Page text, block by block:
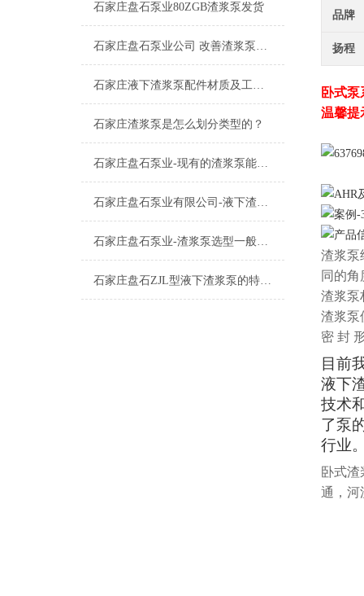
石家庄盘石泵业80ZGB渣浆泵发货
石家庄盘石泵业公司 改善渣浆泵磨损的有效措施
石家庄液下渣浆泵配件材质及工作状况
石家庄渣浆泵是怎么划分类型的？
石家庄盘石泵业-现有的渣浆泵能做密封形式的变更吗
石家庄盘石泵业有限公司-液下渣浆泵的种类及应用
石家庄盘石泵业-渣浆泵选型一般程序及需考虑的几方面因素有哪些？
石家庄盘石ZJL型液下渣浆泵的特点及应用
品牌
扬程
卧式
温馨提
渣浆泵
同的角
渣浆泵
渣浆泵
密 封
目前
液下
技术
了泵
行业
卧式
通，河